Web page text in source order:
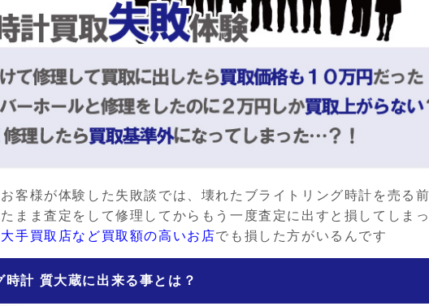
客様が体験した失敗談では、壊れたブライトリング時計を売る
まま査定をして修理してからもう一度査定に出すと損してしま
手買取店など買取額の高いお店でも損した方がいるんです
計 質大蔵に出来る事とは？